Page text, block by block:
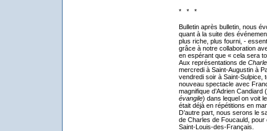
* * *
Bulletin après bulletin, nous
quant à la suite des
plus riche, plus fourni, -
grâce à notre collaboration
en espérant que « cela sera
Aux représentations de
mercredi à Saint-Augustin à
vendredi soir à Saint-Sulpice,
nouveau spectacle avec
magnifique d’Adrien Candiard
évangile) dans lequel on voit
était déjà en répétitions en
D’autre part, nous serons le
de Charles de Foucauld,
Saint-Louis-des-Français.